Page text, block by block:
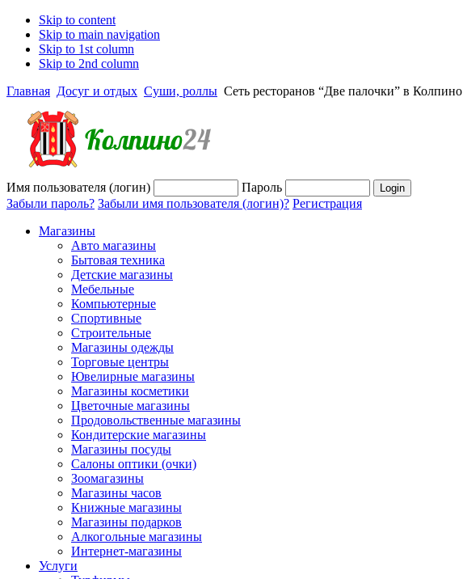
Skip to content
Skip to main navigation
Skip to 1st column
Skip to 2nd column
Главная Досуг и отдых Суши, роллы Сеть ресторанов “Две палочки” в Колпино
Имя пользователя (логин)
Пароль
Забыли пароль? Забыли имя пользователя (логин)? Регистрация
Магазины
Авто магазины
Бытовая техника
Детские магазины
Мебельные
Компьютерные
Спортивные
Строительные
Магазины одежды
Торговые центры
Ювелирные магазины
Магазины косметики
Цветочные магазины
Продовольственные магазины
Кондитерские магазины
Магазины посуды
Салоны оптики (очки)
Зоомагазины
Магазины часов
Книжные магазины
Магазины подарков
Алкогольные магазины
Интернет-магазины
Услуги